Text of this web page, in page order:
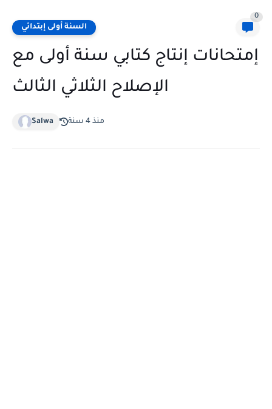
السنة أولى إبتدائي
0
إمتحانات إنتاج كتابي سنة أولى مع
الإصلاح الثلاثي الثالث
Salwa منذ 4 سنة